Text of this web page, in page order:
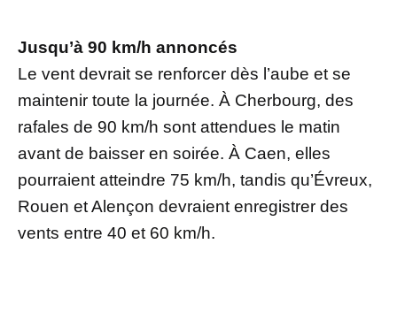
Jusqu’à 90 km/h annoncés
Le vent devrait se renforcer dès l’aube et se
maintenir toute la journée. À Cherbourg, des
rafales de 90 km/h sont attendues le matin
avant de baisser en soirée. À Caen, elles
pourraient atteindre 75 km/h, tandis qu’Évreux,
Rouen et Alençon devraient enregistrer des
vents entre 40 et 60 km/h.